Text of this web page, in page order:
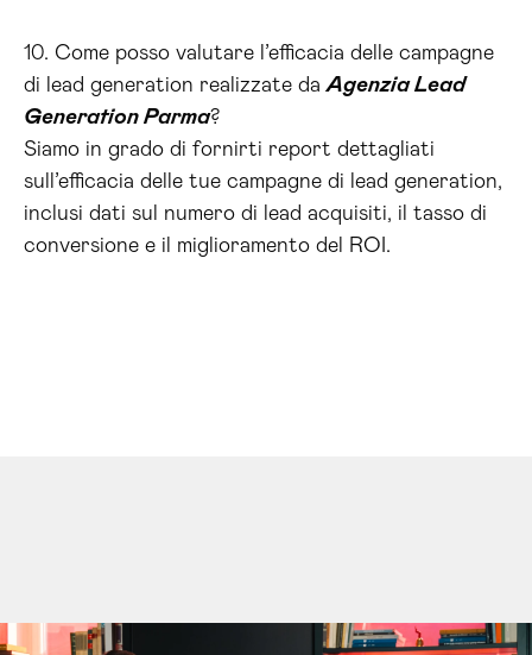
10. Come posso valutare l’efficacia delle campagne
di lead generation realizzate daAgenzia Lead
Generation Parma?
Siamo in grado di fornirti report dettagliati
sull’efficacia delle tue campagne di lead generation,
inclusi dati sul numero di lead acquisiti, il tasso di
conversione e il miglioramento del ROI.